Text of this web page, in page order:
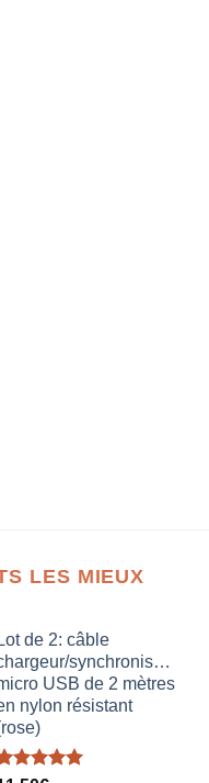
LES MIEUX
Lot de 2: câble
synchronisation
USB de 2 mètres
nylon résistant